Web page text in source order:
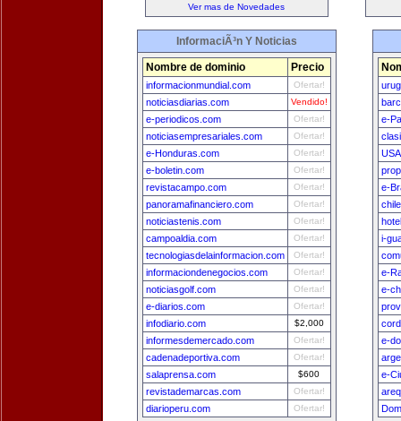
Ver mas de Novedades
InformaciÃ³n Y Noticias
Nombre de dominio Precio
informacionmundial.com Ofertar!
noticiasdiarias.com Vendido!
e-periodicos.com Ofertar!
noticiasempresariales.com Ofertar!
e-Honduras.com Ofertar!
e-boletin.com Ofertar!
revistacampo.com Ofertar!
panoramafinanciero.com Ofertar!
noticiastenis.com Ofertar!
campoaldia.com Ofertar!
tecnologiasdelainformacion.com Ofertar!
informaciondenegocios.com Ofertar!
noticiasgolf.com Ofertar!
e-diarios.com Ofertar!
infodiario.com $2,000
informesdemercado.com Ofertar!
cadenadeportiva.com Ofertar!
salaprensa.com $600
revistademarcas.com Ofertar!
diarioperu.com Ofertar!
e-
e-
i-
e-
e-
e-
e-